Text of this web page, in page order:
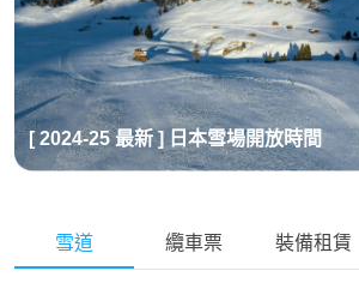
[ 2024-25 最新 ] 日本雪場開放時間
雪道 纜車票 裝備租賃